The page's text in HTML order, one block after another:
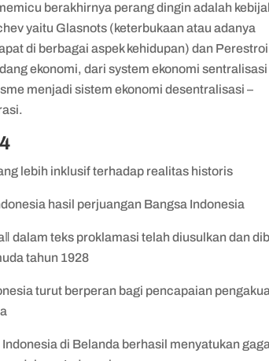
berakhirnya perang dingin adalah
yaitu Glasnots (keterbukaan atau adanya
di berbagai aspek kehidupan) dan
ekonomi, dari system ekonomi sentralisasi
menjadi sistem ekonomi desentralisasi –
lebih inklusif terhadap realitas historis
hasil perjuangan Bangsa Indonesia
dalam teks proklamasi telah diusulkan dan
tahun 1928
turut berperan bagi pencapaian
di Belanda berhasil menyatukan